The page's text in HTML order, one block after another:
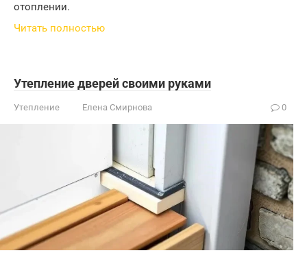
отоплении.
Читать полностью
Утепление дверей своими руками
Утепление Елена Смирнова 0